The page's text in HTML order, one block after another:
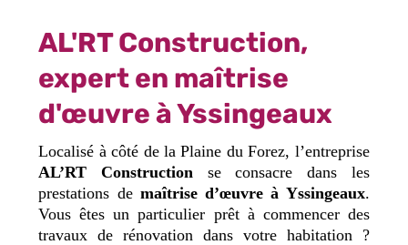
AL'RT Construction,
expert en maîtrise
d'œuvre à Yssingeaux
Localisé à côté de la Plaine du Forez, l’entreprise
AL’RT Construction se consacre dans les
prestations de maîtrise d’œuvre à Yssingeaux.
Vous êtes un particulier prêt à commencer des
travaux de rénovation dans votre habitation ?